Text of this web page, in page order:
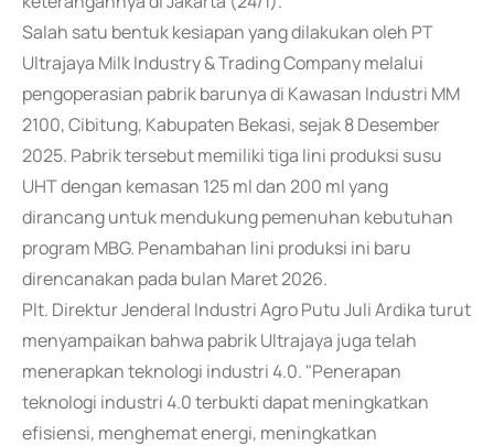
Salah satu bentuk kesiapan yang dilakukan oleh PT
Ultrajaya Milk Industry & Trading Company melalui
pengoperasian pabrik barunya di Kawasan Industri MM
2100, Cibitung, Kabupaten Bekasi, sejak 8 Desember
2025. Pabrik tersebut memiliki tiga lini produksi susu
UHT dengan kemasan 125 ml dan 200 ml yang
dirancang untuk mendukung pemenuhan kebutuhan
program MBG. Penambahan lini produksi ini baru
direncanakan pada bulan Maret 2026.
Plt. Direktur Jenderal Industri Agro Putu Juli Ardika turut
menyampaikan bahwa pabrik Ultrajaya juga telah
menerapkan teknologi industri 4.0. "Penerapan
teknologi industri 4.0 terbukti dapat meningkatkan
efisiensi, menghemat energi, meningkatkan